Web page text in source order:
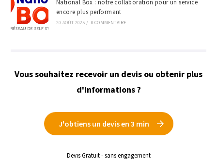
National Box : notre collaboration pour un service
encore plus performant
20 AOÛT 2025 / 0 COMMENTAIRE
Vous souhaitez recevoir un devis ou obtenir plus
d'informations ?
J'obtiens un devis en 3 min
Devis Gratuit - sans engagement